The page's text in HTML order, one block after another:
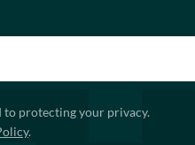
protecting your privacy.
.